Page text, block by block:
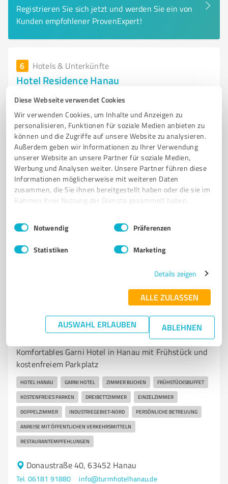
Diese Webseite verwendet Cookies
Wir verwenden Cookies, um Inhalte und Anzeigen zu
personalisieren, Funktionen für soziale Medien anbieten zu
können und die Zugriffe auf unsere Website zu analysieren.
Außerdem geben wir Informationen zu Ihrer Verwendung
unserer Website an unsere Partner für soziale Medien,
Werbung und Analysen weiter. Unsere Partner führen diese
Informationen möglicherweise mit weiteren Daten
zusammen, die Sie ihnen bereitgestellt haben oder die sie im
Rahmen Ihrer Nutzung der Dienste gesammelt haben.
Impressum Datenschutzbestimmungen
Einwilligungsauswahl
Notwendig Präferenzen
Statistiken Marketing
Details zeigen
ALLE ZULASSEN
AUSWAHL ERLAUBEN ABLEHNEN
Registrieren Sie sich jetzt und werden Sie ein von
Kunden empfohlener ProvenExpert!
6 Hotels & Unterkünfte
Hotel Residence Hanau
Hotel Residence Hanau - Komfortable Unterkunft in
HOTEL HANAU UNTERKUNFT HANAU BARRIEREFREIES HOTEL
APARTMENTS HANAU
SEHENSWÜRDIGKEITEN HANAU GOLDSCHMIEDEHAUS
SCHLOSS PHILIPPSRUHE MESSE FRANKFURT FLUGHAFEN FRANKFURT
KOMFORTABLE UNTERKUNFT PERSÖNLICHER SERVICE
Tel. 06181 428780
info@hanau-residence.de
hanau-residence.de/
Hotels & Unterkünfte
Turm Hotel Hanau
Komfortables Garni Hotel in Hanau mit Frühstück und
kostenfreiem Parkplatz
HOTEL HANAU GARNI HOTEL ZIMMER BUCHEN FRÜHSTÜCKSBUFFET
KOSTENFREIES PARKEN DREIBETTZIMMER EINZELZIMMER
DOPPELZIMMER INDUSTRIEGEBIET-NORD PERSÖNLICHE BETREUUNG
ANREISE MIT ÖFFENTLICHEN VERKEHRSMITTELN
RESTAURANTEMPFEHLUNGEN
Donaustraße 40, 63452 Hanau
Tel. 06181 91880
info@turmhotelhanau.de